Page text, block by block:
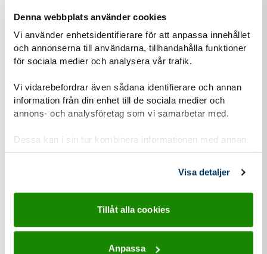
Denna webbplats använder cookies
Vi använder enhetsidentifierare för att anpassa innehållet
och annonserna till användarna, tillhandahålla funktioner
för sociala medier och analysera vår trafik.
Vi vidarebefordrar även sådana identifierare och annan
information från din enhet till de sociala medier och
annons- och analysföretag som vi samarbetar med.
Dessa kan i sin tur kombinera informationen med annan
information som du har tillhandahållit eller som de har
Visa detaljer
Tillåt alla cookies
Anpassa
3 Steg3
Fyll i kontaktuppgifter
Personuppgiftshantering under GDPR
Vi vill att du ska känna dig trygg när du kontaktar oss.
Därför vill vi berätta om vår hantering av
personuppgifter och om dataskyddsförordningen
(GDPR).